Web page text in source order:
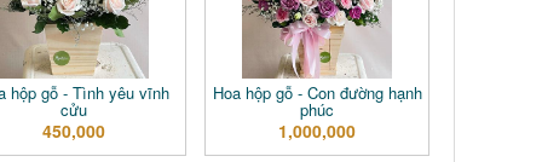
hộp gỗ - Tình yêu vĩnh
cửu
450,000
Hoa hộp gỗ - Con đường hạnh
phúc
1,000,000